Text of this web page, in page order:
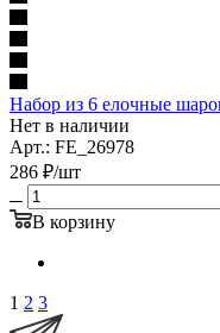
Набор из 6 елочные
Нет в наличии
Арт.: FE_26978
286 ₽/шт
В корзину
1 2 3